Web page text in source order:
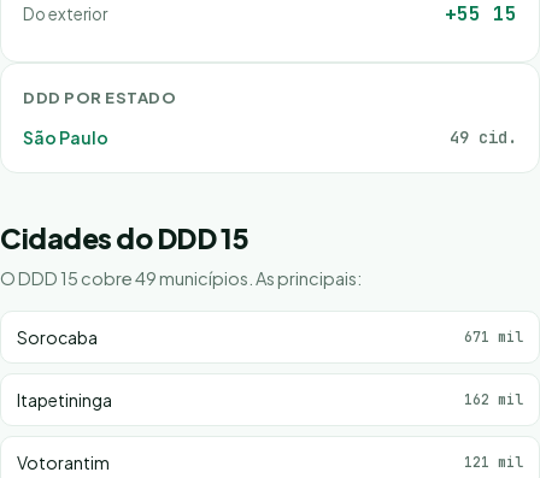
Do exterior +55 15
DDD POR ESTADO
São Paulo 49 cid.
Cidades do DDD 15
O DDD 15 cobre 49 municípios. As principais:
Sorocaba 671 mil
Itapetininga 162 mil
Votorantim 121 mil